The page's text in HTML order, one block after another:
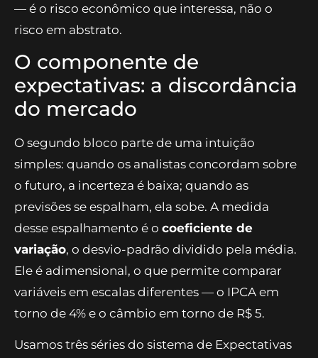
— é o risco econômico que interessa, não o
risco em abstrato.
O componente de
expectativas: a discordância
do mercado
O segundo bloco parte de uma intuição
simples: quando os analistas concordam sobre
o futuro, a incerteza é baixa; quando as
previsões se espalham, ela sobe. A medida
desse espalhamento é o coeficiente de
variação, o desvio-padrão dividido pela média.
Ele é adimensional, o que permite comparar
variáveis em escalas diferentes — o IPCA em
torno de 4% e o câmbio em torno de R$ 5.
Usamos três séries do sistema de Expectativas